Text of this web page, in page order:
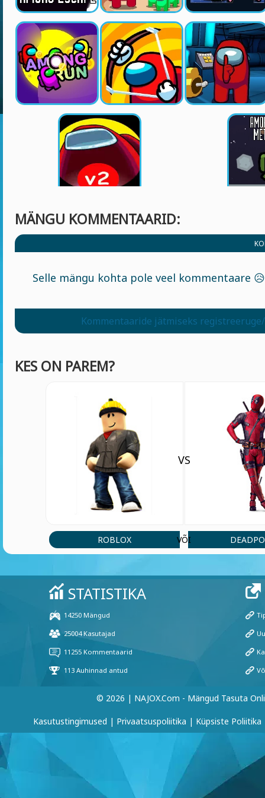
MÄNGU KOMMENTAARID:
Selle mängu kohta pole veel kommentaare
Kommentaaride jätmiseks
KES ON PAREM?
ROBLOX
VS
VÕI
© 2026 | NAJOX.com - Mängud Tasuta
Kasutustingimused | Privaatsuspoliitika | Küpsiste Poliitika